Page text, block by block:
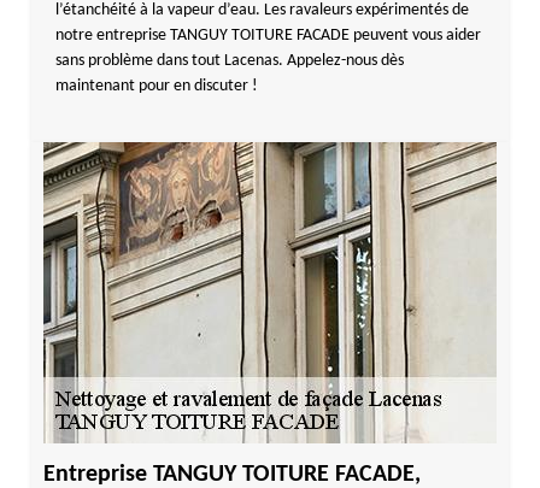
l’étanchéité à la vapeur d’eau. Les ravaleurs expérimentés de
notre entreprise TANGUY TOITURE FACADE peuvent vous aider
sans problème dans tout Lacenas. Appelez-nous dès
maintenant pour en discuter !
Entreprise TANGUY TOITURE FACADE,